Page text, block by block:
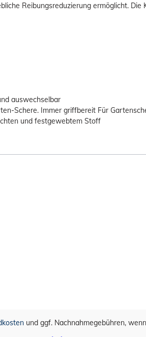
Reibungsreduzierung ermöglicht.
auswechselbar
Schere. Immer griffbereit Für
und festgewebtem Stoff
und ggf. Nachnahmegebühren,